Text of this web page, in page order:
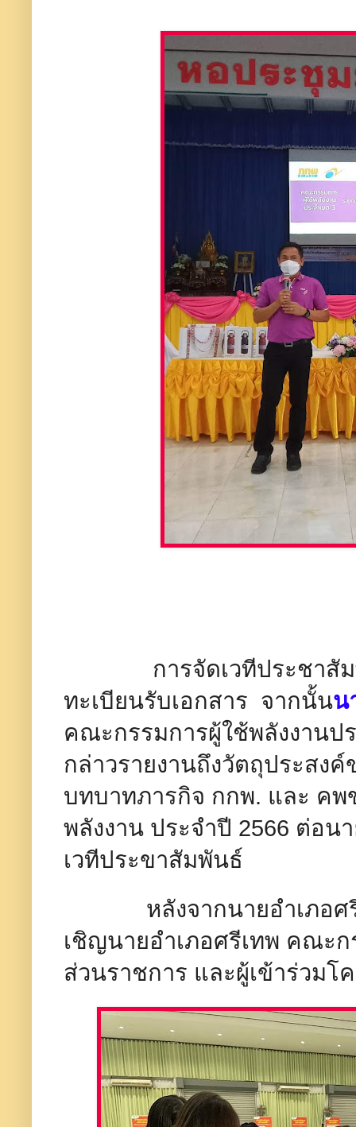
การจัดเวทีประชาสัมพัน
ทะเบียนรับเอกสาร จากนั้นน
คณะกรรมการผู้ใช้พลังงานป
กล่าวรายงานถึงวัตถุประสง
บทบาทภารกิจ กกพ. และ ค
พลังงาน ประจำปี 2566 ต่อน
เวทีประขาสัมพันธ์​
หลังจากนายอำเภอศรีเ
เชิญนายอำเภอศรีเทพ คณะ
ส่วนราชการ และผู้เข้าร่วม